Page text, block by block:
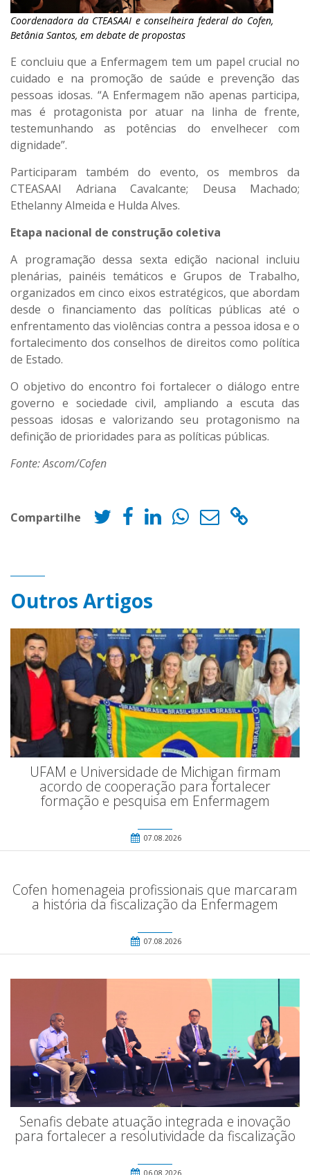
Coordenadora da CTEASAAI e conselheira federal do Cofen,
Betânia Santos, em debate de propostas
E concluiu que a Enfermagem tem um papel crucial no
cuidado e na promoção de saúde e prevenção das
pessoas idosas. “A Enfermagem não apenas participa,
mas é protagonista por atuar na linha de frente,
testemunhando as potências do envelhecer com
dignidade”.
Participaram também do evento, os membros da
CTEASAAI Adriana Cavalcante; Deusa Machado;
Ethelanny Almeida e Hulda Alves.
Etapa nacional de construção coletiva
A programação dessa sexta edição nacional incluiu
plenárias, painéis temáticos e Grupos de Trabalho,
organizados em cinco eixos estratégicos, que abordam
desde o financiamento das políticas públicas até o
enfrentamento das violências contra a pessoa idosa e o
fortalecimento dos conselhos de direitos como política
de Estado.
O objetivo do encontro foi fortalecer o diálogo entre
governo e sociedade civil, ampliando a escuta das
pessoas idosas e valorizando seu protagonismo na
definição de prioridades para as políticas públicas.
Fonte: Ascom/Cofen
Compartilhe
Outros Artigos
UFAM e Universidade de Michigan firmam
acordo de cooperação para fortalecer
formação e pesquisa em Enfermagem
07.08.2026
Cofen homenageia profissionais que marcaram
a história da fiscalização da Enfermagem
07.08.2026
Senafis debate atuação integrada e inovação
para fortalecer a resolutividade da fiscalização
06.08.2026